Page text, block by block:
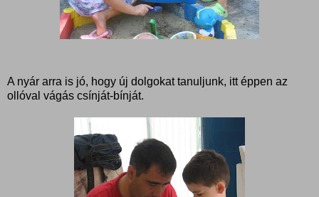
A nyár arra is jó, hogy új dolgokat tanuljunk, itt éppen az
ollóval vágás csínját-bínját.